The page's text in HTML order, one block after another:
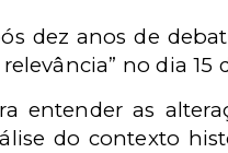
dez anos de
no dia 15
entender as
do contexto